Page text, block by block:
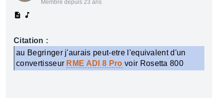
Membre depuis 23 ans
Citation :
au Begringer j'aurais peut-etre l'equivalent d'un
convertisseur RME ADI 8 Pro voir Rosetta 800